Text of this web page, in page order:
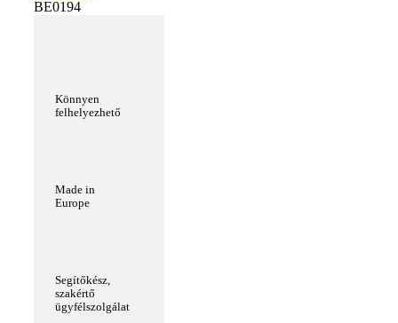
BE0194
Könnyen
felhelyezhető
Made in
Europe
Segítőkész,
szakértő
ügyfélszolgálat